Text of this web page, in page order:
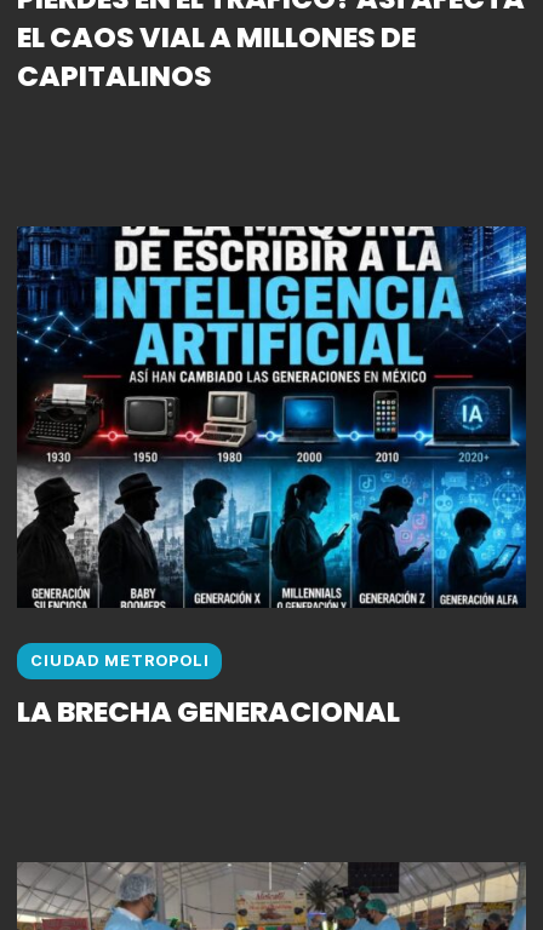
EL CAOS VIAL A MILLONES DE
CAPITALINOS
CIUDAD METROPOLI
LA BRECHA GENERACIONAL